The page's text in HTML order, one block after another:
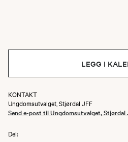
LEGG I
KONTAKT
Ungdomsutvalget, Stjørdal JFF
Send e-post til Ungdomsutvalget, Stjørdal
Del: